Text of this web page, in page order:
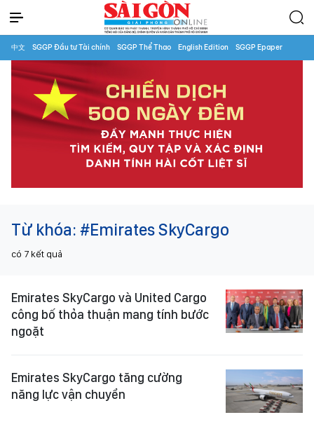
中文 SGGP Đầu tư Tài chính SGGP Thể Thao English Edition SGGP Epaper
Từ khóa: #Emirates SkyCargo
có 7 kết quả
Emirates SkyCargo và United Cargo
công bố thỏa thuận mang tính bước
ngoặt
Emirates SkyCargo tăng cường
năng lực vận chuyển